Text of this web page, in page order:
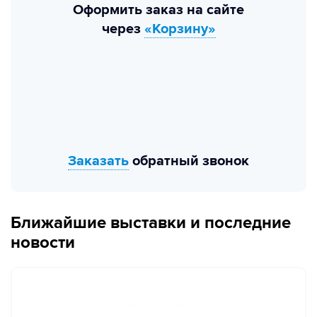
Оформить заказ на сайте
через «Корзину»
Заказать обратный звонок
Ближайшие выставки и последние
новости